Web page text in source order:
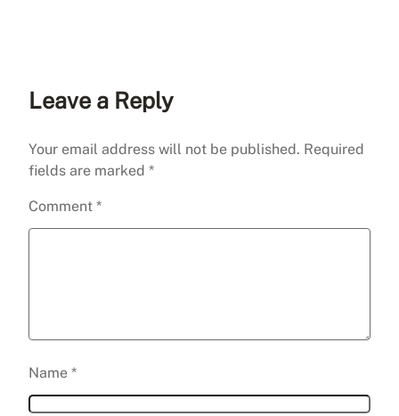
Leave a Reply
Your email address will not be published. Required
fields are marked *
Comment *
Name *